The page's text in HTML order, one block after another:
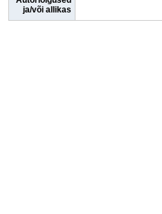
ja/või allikas